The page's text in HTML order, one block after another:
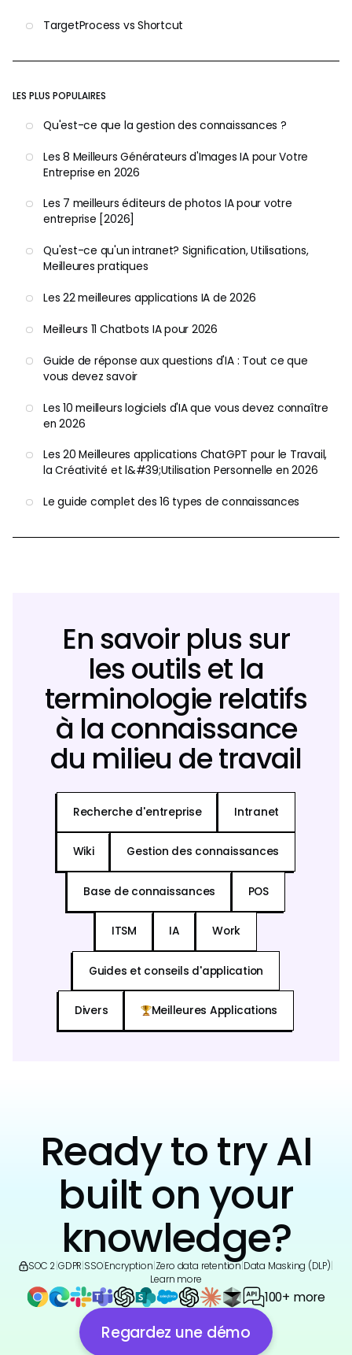
TargetProcess vs Shortcut
LES PLUS POPULAIRES
Qu'est-ce que la gestion des connaissances ?
Les 8 Meilleurs Générateurs d'Images IA pour Votre
Entreprise en 2026
Les 7 meilleurs éditeurs de photos IA pour votre
entreprise [2026]
Qu'est-ce qu'un intranet? Signification, Utilisations,
Meilleures pratiques
Les 22 meilleures applications IA de 2026
Meilleurs 11 Chatbots IA pour 2026
Guide de réponse aux questions d'IA : Tout ce que
vous devez savoir
Les 10 meilleurs logiciels d'IA que vous devez connaître
en 2026
Les 20 Meilleures applications ChatGPT pour le Travail,
la Créativité et l&#39;Utilisation Personnelle en 2026
Le guide complet des 16 types de connaissances
En savoir plus sur
les outils et la
terminologie relatifs
à la connaissance
du milieu de travail
Recherche d'entreprise Intranet
Wiki Gestion des connaissances
Base de connaissances POS
ITSM IA Work
Guides et conseils d'application
Divers Meilleures Applications
Ready to try AI
built on your
knowledge?
SOC 2|GDPR|SSO|Encryption|Zero data retention|Data Masking (DLP)|
Learn more
100+ more
Regardez une démo